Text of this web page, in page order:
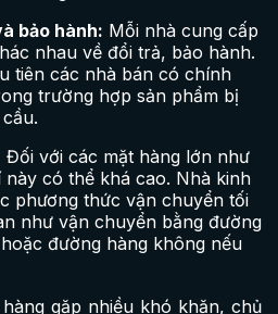
bảo hành: Mỗi nhà cung cấp
nhau về đổi trả, bảo hành.
tiên các nhà bán có chính
trường hợp sản phẩm bị
Đối với các mặt hàng lớn như
có thể khá cao. Nhà kinh
phương thức vận chuyển tối
như vận chuyển bằng đường
đường hàng không nếu
gặp nhiều khó khăn, chủ